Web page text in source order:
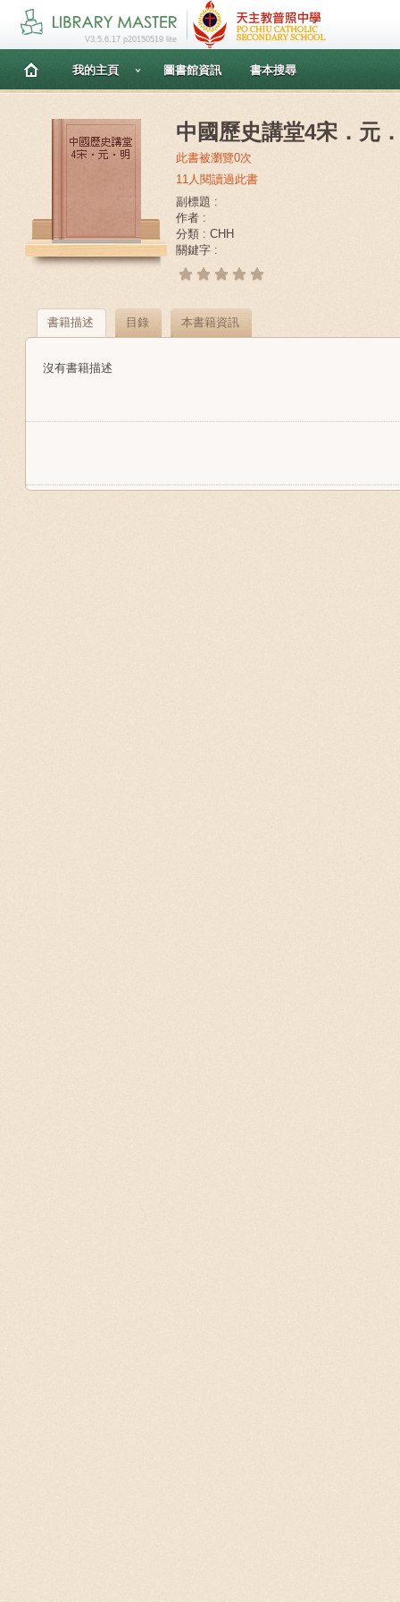
V3.5.6.17 p20150519 lite
我的主頁 圖書館資訊 書本搜尋
中國歷史講堂4宋．元
此書被瀏覽0次
11人閱讀過此書
副標題 :
作者 :
分類 : CHH
關鍵字 :
書籍描述 目錄 本書籍資訊
沒有書籍描述